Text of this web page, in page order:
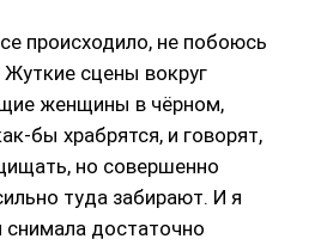
происходило, не побоюсь
Жуткие сцены вокруг
женщины в чёрном,
бы храбрятся, и говорят,
но совершенно
туда забирают. И я
снимала достаточно